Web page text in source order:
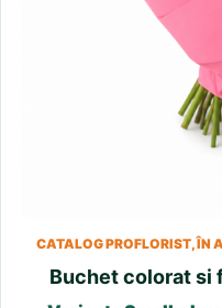
CATALOG PROFLORIST, ÎN
Buchet colorat si